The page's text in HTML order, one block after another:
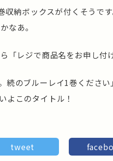
納ボックスが付くそうです
なあ。
「レジで商品名をお申し付
続のブルーレイ1巻ください
よこのタイトル！
tweet